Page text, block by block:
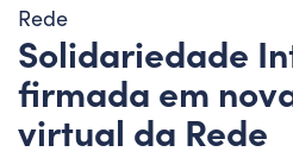
Rede
Solidariedade
firmada em
virtual da Rede